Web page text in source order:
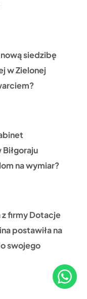
siedzibę
w Zielonej
na wymiar?
z firmy Dotacje
postawiła na
swojego